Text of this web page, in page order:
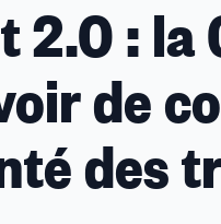
la
Cnil
rappelle
les
au
pouvoir
2.0 : la
de
des